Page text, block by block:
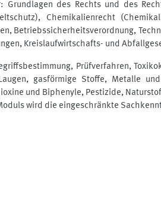
Grundlagen des Rechts und des
Chemikalienrecht
Betriebssicherheitsverordnung,
Kreislaufwirtschafts- und
Prüfverfahren,
gasförmige Stoffe, Metalle
und Biphenyle, Pestizide,
wird die eingeschränkte